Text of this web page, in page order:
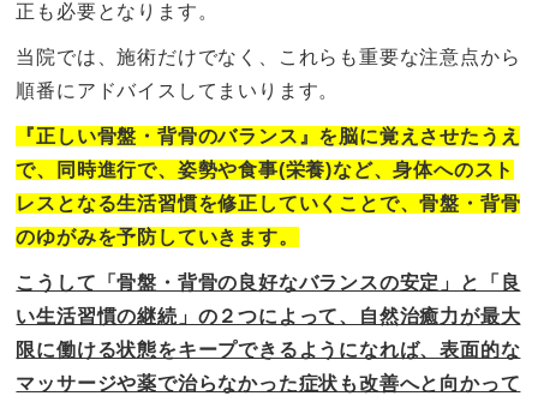
正も必要となります。
当院では、施術だけでなく、これらも重要な注意点から
順番にアドバイスしてまいります。
『正しい骨盤・背骨のバランス』を脳に覚えさせたうえ
で、同時進行で、姿勢や食事(栄養)など、身体へのスト
レスとなる生活習慣を修正していくことで、骨盤・背骨
のゆがみを予防していきます。
こうして「骨盤・背骨の良好なバランスの安定」と「良
い生活習慣の継続」の２つによって、自然治癒力が最大
限に働ける状態をキープできるようになれば、表面的な
マッサージや薬で治らなかった症状も改善へと向かって